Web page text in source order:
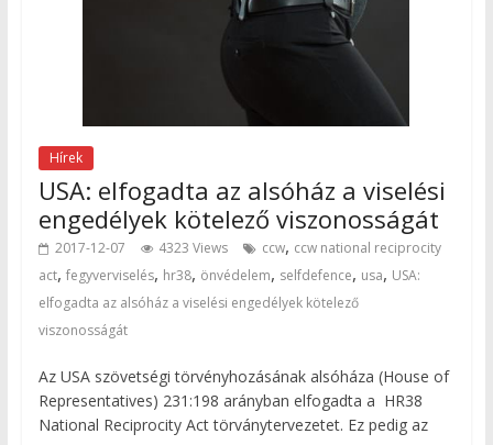
Hírek
USA: elfogadta az alsóház a viselési
engedélyek kötelező viszonosságát
2017-12-07 4323 Views ccw, ccw national reciprocity
act, fegyverviselés, hr38, önvédelem, selfdefence, usa, USA:
elfogadta az alsóház a viselési engedélyek kötelező
viszonosságát
Az USA szövetségi törvényhozásának alsóháza (House of
Representatives) 231:198 arányban elfogadta a HR38
National Reciprocity Act törványtervezetet. Ez pedig az